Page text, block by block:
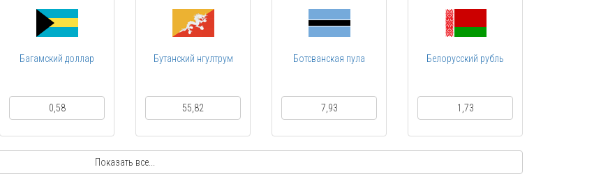
Багамский доллар
0,58
Бутанский нгултрум
55,82
Ботсванская пула
7,93
Белорусский рубль
1,73
Показать все...